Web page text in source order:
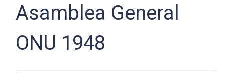
Asamblea General
ONU 1948